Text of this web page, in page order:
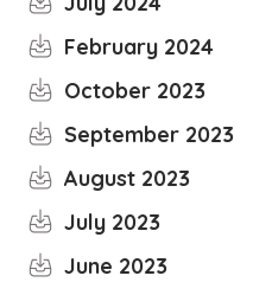
February 2024
October 2023
September 2023
August 2023
July 2023
June 2023